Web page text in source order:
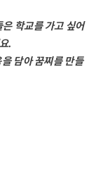
학교를 가고 싶어
.
담아 꿈찌를 만들